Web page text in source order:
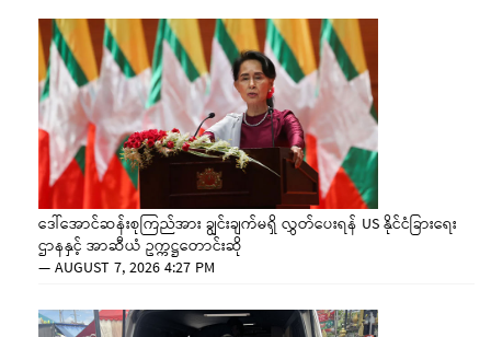
ဒေါ်အောင်ဆန်းစုကြည်အား ချွင်းချက်မရှိ လွှတ်ပေးရန် US နိုင်ငံခြားရေး
ဌာနနှင့် အာဆီယံ ဥက္ကဋ္ဌတောင်းဆို
—AUGUST 7, 2026 4:27 PM